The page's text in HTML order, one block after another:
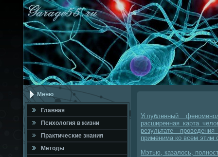
Меню
Главная
Психология в жизни
Практичесκие знания
Методы
Углубленный
расширенная карта
результате
применима ко всем этим
Мэтью, казалось,